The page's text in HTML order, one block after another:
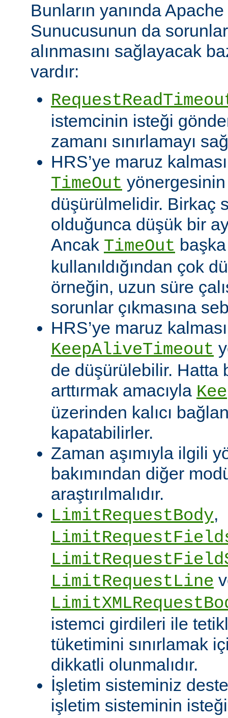
Bunların yanında
Sunucusunun da
alınmasını sağlayacak
vardır:
istemcinin isteği
zamanı sınırlamayı
HRS’ye maruz
TimeOut
düşürülmelidir. Birkaç
olduğunca düşük bir
Ancak TimeOut
kullanıldığından çok
örneğin, uzun süre
sorunlar çıkmasına
HRS’ye maruz
KeepAliveTimeout
de düşürülebilir. Hatta
arttırmak amacıyla
üzerinden kalıcı
kapatabilirler.
Zaman aşımıyla ilgili
bakımından diğer
araştırılmalıdır.
LimitRequestBody,
LimitRequestLine
istemci girdileri ile
tüketimini sınırlamak
dikkatli olunmalıdır.
İşletim sisteminiz
işletim sisteminin isteği